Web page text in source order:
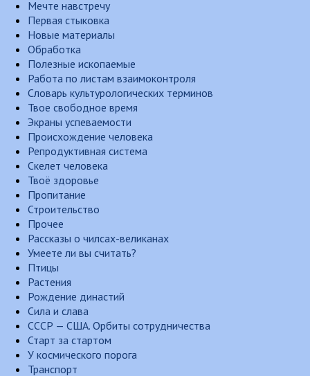
Мечте навстречу
Первая стыковка
Новые материалы
Обработка
Полезные ископаемые
Работа по листам взаимоконтроля
Словарь культурологических терминов
Твое свободное время
Экраны успеваемости
Происхождение человека
Репродуктивная система
Скелет человека
Твоё здоровье
Пропитание
Строительство
Прочее
Рассказы о чилсах-великанах
Умеете ли вы считать?
Птицы
Растения
Рождение династий
Сила и слава
СССР — США. Орбиты сотрудничества
Старт за стартом
У космического порога
Транспорт